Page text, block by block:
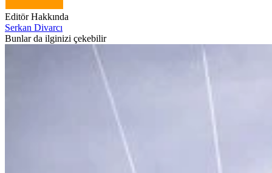
Editör Hakkında
Serkan Divarcı
Bunlar da ilginizi çekebilir